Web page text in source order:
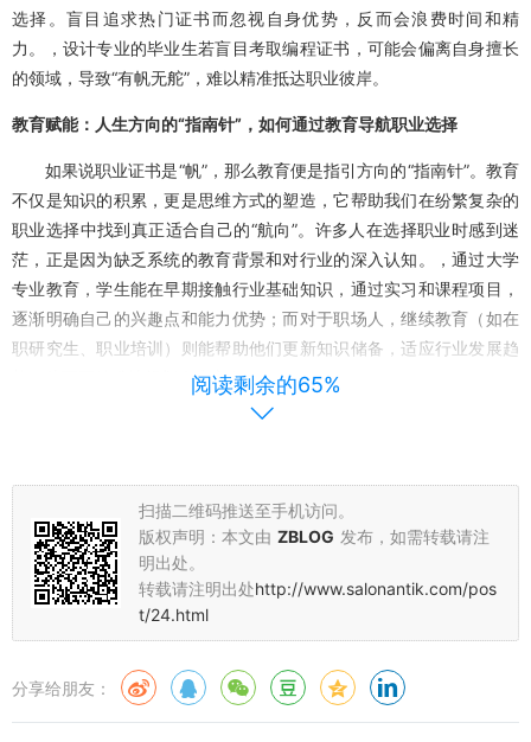
选择。盲目追求热门证书而忽视自身优势，反而会浪费时间和精
力。，设计专业的毕业生若盲目考取编程证书，可能会偏离自身擅长
的领域，导致“有帆无舵”，难以精准抵达职业彼岸。
教育赋能：人生方向的“指南针”，如何通过教育导航职业选择
如果说职业证书是“帆”，那么教育便是指引方向的“指南针”。教育
不仅是知识的积累，更是思维方式的塑造，它帮助我们在纷繁复杂的
职业选择中找到真正适合自己的“航向”。许多人在选择职业时感到迷
茫，正是因为缺乏系统的教育背景和对行业的深入认知。，通过大学
专业教育，学生能在早期接触行业基础知识，通过实习和课程项目，
逐渐明确自己的兴趣点和能力优势；而对于职场人，继续教育（如在
职研究生、职业培训）则能帮助他们更新知识储备，适应行业发展趋
势，从而更精准地规划人生方向。
教育的“导航”作用还体现在对职业价值观的塑造上，它让我们明
解“教育导航人生方向”的深层含义——通过学习，我们能认识到自己
的天赋与热情，从而在职业选择中以“人生方向”为核心，避免因短期
利益而偏离长期规划。这种价值观的建立，是职业发展中最稳固的“导
航系统”，确保我们始终朝着正确的方向前进，驶向职业彼岸。
证书与教育的协同效应：双轮驱动驶向职业彼岸的关键策略
地，职业证书与教育的协同效应，才是双轮驱动驶向职业彼岸的关键
策略。教育为职业证书提供“理论基础”，而职业证书则是教育成果的
阅读剩余的65%
扫描二维码推送至手机访问。
版权声明：本文由 ZBLOG 发布，如需转载请注
明出处。
转载请注明出处http://www.salonantik.com/pos
t/24.html
分享给朋友：